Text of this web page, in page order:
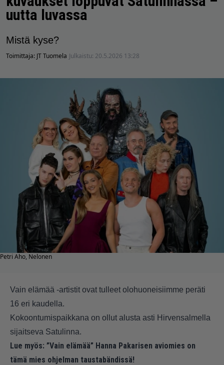
uutta luvassa
Mistä kyse?
Toimittaja: JT Tuomela Julkaistu: 20.5.2026 13:28
Petri Aho, Nelonen
Vain elämää -artistit ovat tulleet olohuoneisiimme peräti
16 eri kaudella.
Kokoontumispaikkana on ollut alusta asti Hirvensalmella
sijaitseva Satulinna.
Lue myös: ”Vain elämää” Hanna Pakarisen aviomies on
tämä mies ohjelman taustabändissä!